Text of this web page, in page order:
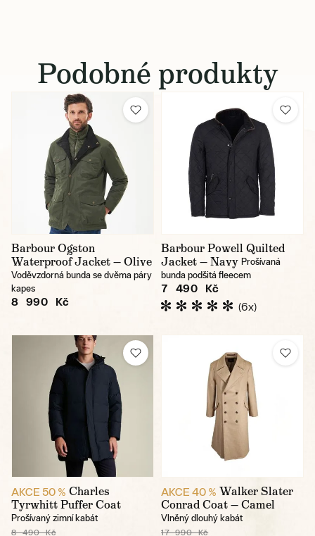
Podobné produkty
Barbour Ogston
Waterproof Jacket — Olive
Voděvzdorná bunda se dvěma páry
kapes
8 990 Kč
Barbour Powell Quilted
Jacket — Navy Prošívaná
bunda podšitá fleecem
7 490 Kč
(6x)
AKCE 50 % Charles
Tyrwhitt Puffer Coat
Prošívaný zimní kabát
8 490 Kč
AKCE 40 % Walker Slater
Conrad Coat — Camel
Vlněný dlouhý kabát
17 990 Kč